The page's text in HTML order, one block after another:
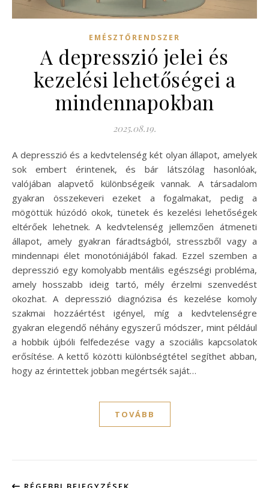
EMÉSZTŐRENDSZER
A depresszió jelei és
kezelési lehetőségei a
mindennapokban
2025.08.19.
A depresszió és a kedvtelenség két olyan állapot, amelyek
sok embert érintenek, és bár látszólag hasonlóak,
valójában alapvető különbségeik vannak. A társadalom
gyakran összekeveri ezeket a fogalmakat, pedig a
mögöttük húzódó okok, tünetek és kezelési lehetőségek
eltérőek lehetnek. A kedvtelenség jellemzően átmeneti
állapot, amely gyakran fáradtságból, stresszből vagy a
mindennapi élet monotóniájából fakad. Ezzel szemben a
depresszió egy komolyabb mentális egészségi probléma,
amely hosszabb ideig tartó, mély érzelmi szenvedést
okozhat. A depresszió diagnózisa és kezelése komoly
szakmai hozzáértést igényel, míg a kedvtelenségre
gyakran elegendő néhány egyszerű módszer, mint például
a hobbik újbóli felfedezése vagy a szociális kapcsolatok
erősítése. A kettő közötti különbségtétel segíthet abban,
hogy az érintettek jobban megértsék saját…
TOVÁBB